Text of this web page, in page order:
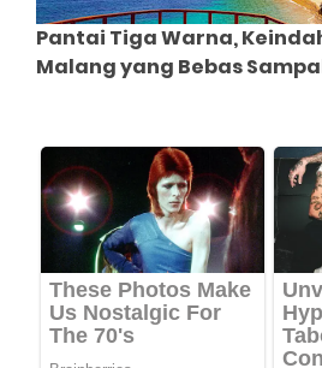
Pantai Tiga Warna,
Malang yang Bebas